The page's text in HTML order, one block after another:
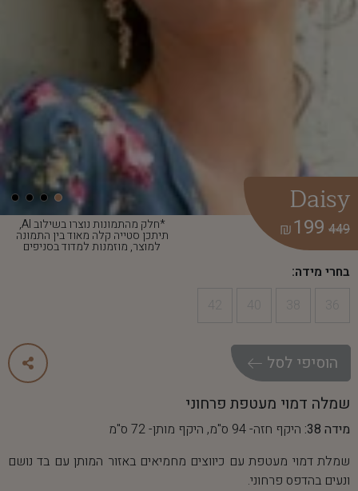
*חלק מהתמונות נוצרו בשילוב AI,
תיתכן סטייה קלה מאוד בין התמונה
למוצר, מוזמנות למדוד בסניפים
Daisy
449
199
₪
בחרי מידה:
הוסיפי לסל
שמלה דמוי מעטפת פרחוני
מידה 38:
היקף חזה- 94 ס"מ, היקף מותן- 72 ס"מ
שמלת דמוי מעטפת עם כיווצים מחמיאים באזור המותן עם בד נושם
ונעים בהדפס פרחוני.